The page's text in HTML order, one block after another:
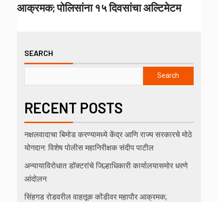
आक्रमक; पोलिसांना १५ दिवसांचा अल्टिमेटम
SEARCH
Search
RECENT POSTS
नक्षलवादाचा बिमोड करण्यामध्ये केंद्र आणि राज्य सरकारचे मोठे
योगदान: विशेष पोलीस महानिरीक्षक संदीप पाटील
अन्यायाविरोधात डॉक्टरांचे जिल्हाधिकारी कार्यालयासमोर धरणे
आंदोलन
सिंहगड रोडवरील वाहतूक कोंडीवर महापौर आक्रमक;